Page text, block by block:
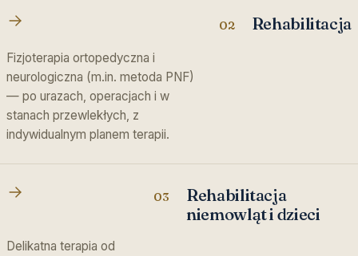
02 Rehabilitacja
Fizjoterapia ortopedyczna i
neurologiczna (m.in. metoda PNF)
— po urazach, operacjach i w
stanach przewlekłych, z
indywidualnym planem terapii.
03
Rehabilitacja
niemowląt i dzieci
Delikatna terapia od